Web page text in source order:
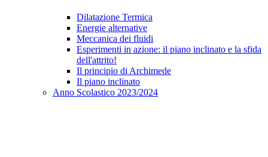
Dilatazione Termica
Energie alternative
Meccanica dei fluidi
Esperimenti in azione: il piano inclinato e la sfida
dell'attrito!
Il principio di Archimede
Il piano inclinato
Anno Scolastico 2023/2024